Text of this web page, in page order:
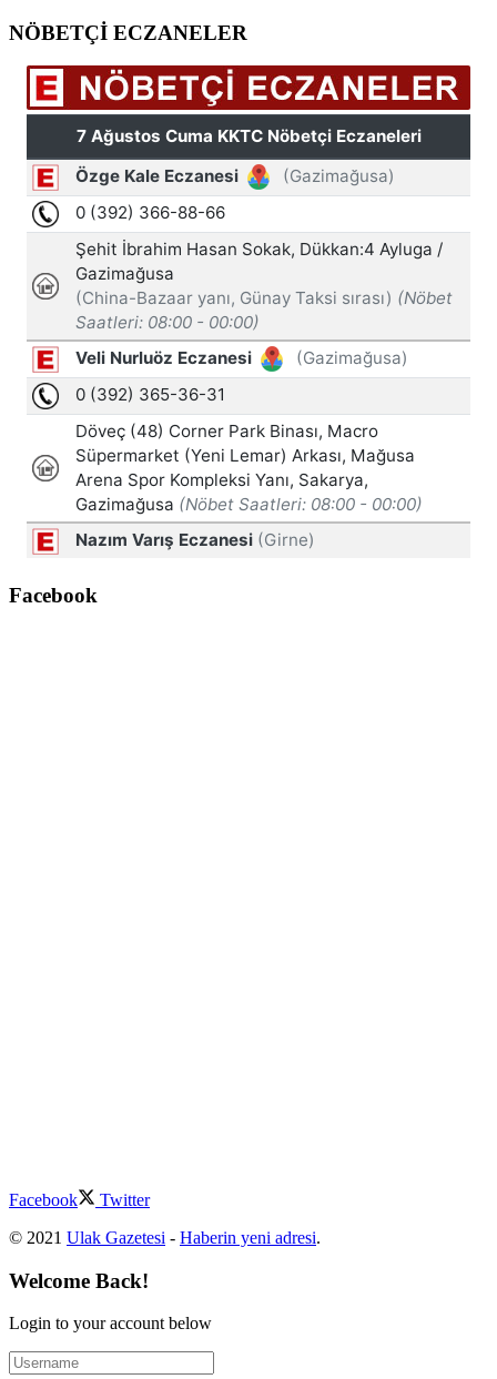
NÖBETÇİ ECZANELER
Facebook
Facebook
Twitter
© 2021 Ulak Gazetesi - Haberin yeni adresi.
Welcome Back!
Login to your account below